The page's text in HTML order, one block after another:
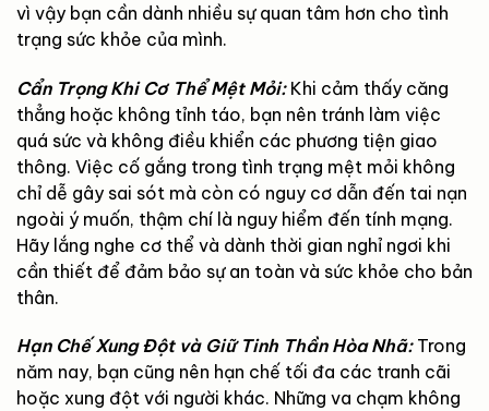
vì vậy bạn cần dành nhiều sự quan tâm hơn cho tình
trạng sức khỏe của mình.
Cẩn Trọng Khi Cơ Thể Mệt Mỏi: Khi cảm thấy căng
thẳng hoặc không tỉnh táo, bạn nên tránh làm việc
quá sức và không điều khiển các phương tiện giao
thông. Việc cố gắng trong tình trạng mệt mỏi không
chỉ dễ gây sai sót mà còn có nguy cơ dẫn đến tai nạn
ngoài ý muốn, thậm chí là nguy hiểm đến tính mạng.
Hãy lắng nghe cơ thể và dành thời gian nghỉ ngơi khi
cần thiết để đảm bảo sự an toàn và sức khỏe cho bản
thân.
Hạn Chế Xung Đột và Giữ Tinh Thần Hòa Nhã: Trong
năm nay, bạn cũng nên hạn chế tối đa các tranh cãi
hoặc xung đột với người khác. Những va chạm không